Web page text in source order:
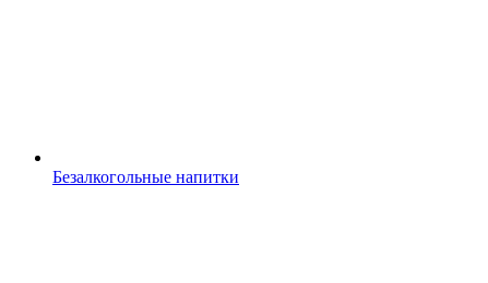
Безалкогольные напитки